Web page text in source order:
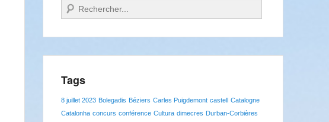
Recherche
Tags
8 juillet 2023 Bolegadis Béziers Carles Puigdemont castell Catalogne
Catalonha concurs conférence Cultura dimecres Durban-Corbières